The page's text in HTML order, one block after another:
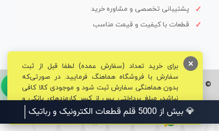
پشتیبانی تخصصی و مشاوره خرید
قطعات با کیفیت و قیمت مناسب
© تمامی حقوق برای فروشگاه تخصصی قم الکترونیک محفوظ می‌باشد.
برای خرید تعداد (سفارش عمده) لطفا قبل از ثبت
سفارش با فروشگاه هماهنگ فرمایید. در صورتی‌که
بدون هماهنگی سفارش ثبت شود و موجودی کالا کافی
نباشد، مبلغ پرداختی پس از کسر کارمزدهای بانکی و
مالیاتی به حساب شما بازگشت داده خواهد شد.
×
💎 بیش از 5000 قلم قطعات الکترونیک و رباتیک